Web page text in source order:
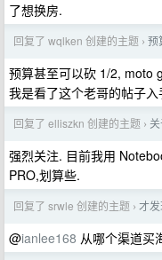
了想换房.
回复了 wqlken 创建的主题 › 预
预算甚至可以砍 1/2, moto
我是看了这个老哥的帖子入
回复了 elliszkn 创建的主题 ›
强烈关注. 目前我用
PRO,划算些.
回复了 srwle 创建的主题 › 才发
@ianlee168 从哪个渠道买